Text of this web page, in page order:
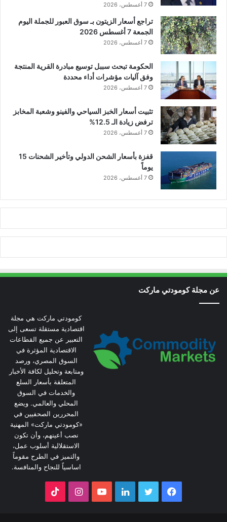
7 أغسطس، 2026
تراجع أسعار الزيتون بـ سوق العبور للجملة اليوم
الجمعة 7 أغسطس 2026
7 أغسطس، 2026
الحكومة تبحث سببل توسيع مبادرة القرية المنتجة
وفق آليات مؤشرات أداء محددة
7 أغسطس، 2026
تثبيت أسعار الخبز السياحي والفينو وشعبة المخابز
ترفض زيادة الـ 12.5%
7 أغسطس، 2026
قفزة بأسعار الشحن الدولي وتأخير الشحنات 15
يوماً
7 أغسطس، 2026
عن مجلة كومودتي ماركت
كومودتي ماركت هي مجلة
اقتصادية مستقلة تسعى إلى
التعبير عن جميع القطاعات
الاقتصادية المؤثرة في
السوق المصري، ورصد
ومتابعة وتحليل لكافة الأخبار
المتعلقة بأسعار السلع
والخدمات في السوق
المحلي والعالمي. ويضع
المحررين الصحفيين في
«كومودتي ماركت» المهنية
نصب أعينهم، وأن تكون
الاستقلالية أسلوب عمل،
والتميز في الطرح مقوماً
اساسياً للنجاح والمنافسة.
فيسبوك تويتر لينكدإنيوتيوبانستقرام